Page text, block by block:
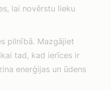
lai novērstu lieku
pilnībā. Mazgājiet
tad, kad ierīces ir
enerģijas un ūdens